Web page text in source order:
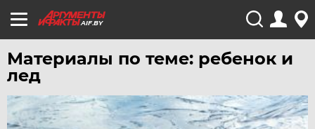
AIF.BY
Материалы по теме: ребенок и
лед